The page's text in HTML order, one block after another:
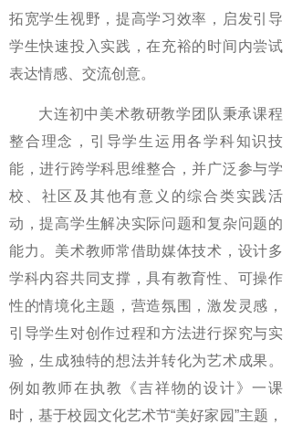
拓宽学生视野，提高学习效率，启发引导
学生快速投入实践，在充裕的时间内尝试
表达情感、交流创意。
大连初中美术教研教学团队秉承课程
整合理念，引导学生运用各学科知识技
能，进行跨学科思维整合，并广泛参与学
校、社区及其他有意义的综合类实践活
动，提高学生解决实际问题和复杂问题的
能力。美术教师常借助媒体技术，设计多
学科内容共同支撑，具有教育性、可操作
性的情境化主题，营造氛围，激发灵感，
引导学生对创作过程和方法进行探究与实
验，生成独特的想法并转化为艺术成果。
例如教师在执教《吉祥物的设计》一课
时，基于校园文化艺术节“美好家园”主题，